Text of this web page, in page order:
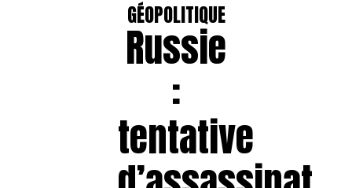
GÉOPOLITIQUE
Russie
:
tentative